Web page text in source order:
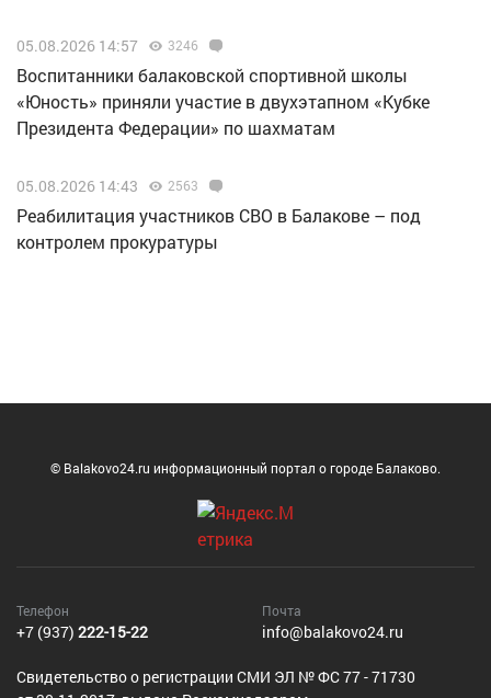
05.08.2026 14:57 3246
Воспитанники балаковской спортивной школы
«Юность» приняли участие в двухэтапном «Кубке
Президента Федерации» по шахматам
05.08.2026 14:43 2563
Реабилитация участников СВО в Балакове – под
контролем прокуратуры
© Balakovo24.ru информационный портал о городе Балаково.
Телефон
+7 (937) 222-15-22
Почта
info@balakovo24.ru
Cвидетельство о регистрации СМИ ЭЛ № ФС 77 - 71730